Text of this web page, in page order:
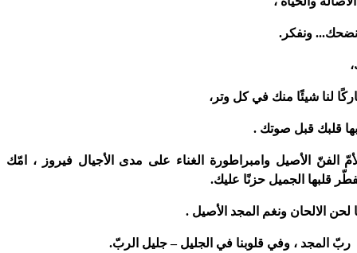
ونفكر.
لنا شيئًا منك في كل وتر،
قلبك قبل صوتك .
لأمّ الفنّ الأصيل وامبراطورة الغناء على مدى الأجيال فيروز ، امّك
قلبها الجميل حزنًا عليك.
لحن الالحان ونغم المجد الأصيل .
المجد ، وفي قلوبنا في الجليل – جليل الربّ.